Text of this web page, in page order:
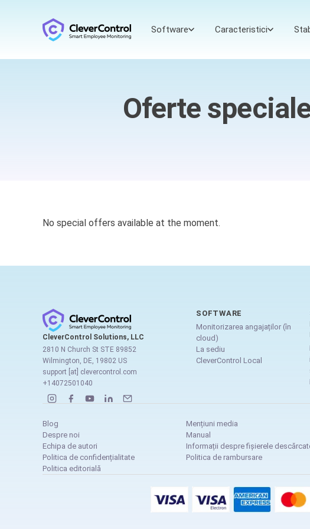
Software Caracteristici
Oferte
No special offers available at the moment.
CleverControl Solutions, LLC
2810 N Church St STE 89852
Wilmington, DE, 19802 US
support [at] clevercontrol.com
+14072501040
SOFTWARE
Monitorizarea angajaților (în
cloud)
La sediu
CleverControl Local
Blog
Despre noi
Echipa de autori
Politica de confidențialitate
Politica editorială
Mențiuni media
Manual
Informații despre fișierele
Politica de rambursare